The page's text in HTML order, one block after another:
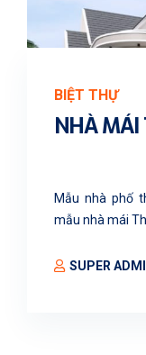
BIỆT THỰ
NHÀ MÁI
Mẫu nhà phố
mẫu nhà mái
SUPER